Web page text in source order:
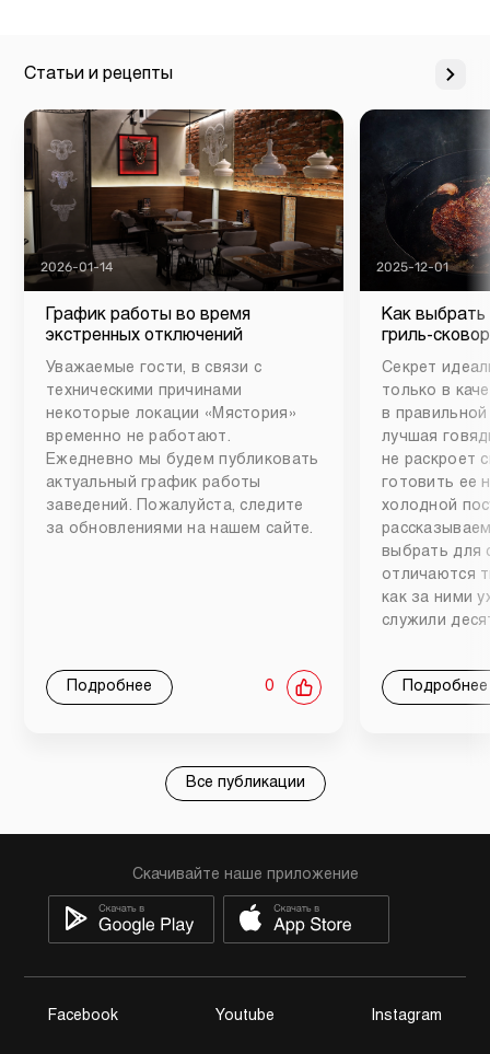
Статьи и рецепты
2026-01-14
График работы во время
экстренных отключений
Уважаемые гости, в связи с
техническими причинами
некоторые локации «Мястория»
временно не работают.
Ежедневно мы будем публиковать
актуальный график работы
заведений. Пожалуйста, следите
за обновлениями на нашем сайте.
Подробнее 0
2025-12-01
Как выбрать
гриль-
Секрет
только в
в
лучшая
не раскроет
готовить ее
холодной
выбрать для
отличаются
как за ними
служили
Подробнее
Все публикации
Скачивайте наше приложение
Facebook Youtube Instagram